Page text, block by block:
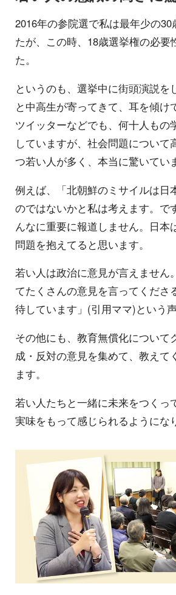
2016年の参院選で私は最年少の30
たが、この時、18歳選挙権の必要
た。
というのも、選挙中に街頭演説を
と中高生が寄ってきて、耳を傾け
ツイッターなどでも、何十人もの
していますが、社会問題について
つ若い人が多く、本当に驚いてい
例えば、「北朝鮮のミサイルは日
のではないかと私は考えます。で
んなに重要に報道しません。日本
問題を抱えてると思います。
若い人は政治に意見が言えません
てたくさんの意見を言ってくださ
待しています」(引用ママ)という
その他にも、教育無償化について
成・反対の意見を集めて、教えて
ます。
若い人たちと一緒に未来をつくっ
実味をもって感じられるようにな